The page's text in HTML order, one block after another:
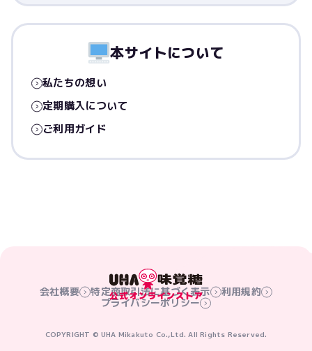
本サイトについて
私たちの想い
定期購入について
ご利用ガイド
会社概要 特定商取引法に基づく表示
利用規約
プライバシーポリシー
COPYRIGHT © UHA Mikakuto Co.,Ltd. All Rights Reserved.